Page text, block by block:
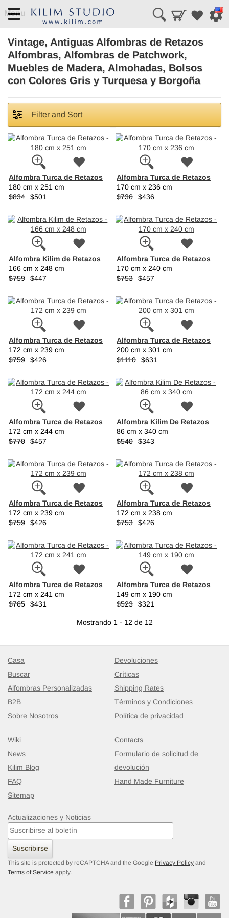
Menu
Vintage, Antiguas Alfombras de Retazos
Alfombras, Alfombras de Patchwork,
Muebles de Madera, Almohadas, Bolsos
con Colores Gris y Turquesa y Borgoña
Filter and Sort
Alfombra Turca de Retazos
180 cm x 251 cm
$834 $501
Alfombra Turca de Retazos
170 cm x 236 cm
$736 $436
Alfombra Kilim de Retazos
166 cm x 248 cm
$759 $447
Alfombra Turca de Retazos
170 cm x 240 cm
$753 $457
Alfombra Turca de Retazos
172 cm x 239 cm
$759 $426
Alfombra Turca de Retazos
200 cm x 301 cm
$1110 $631
Alfombra Turca de Retazos
172 cm x 244 cm
$770 $457
Alfombra Kilim De Retazos
86 cm x 340 cm
$540 $343
Alfombra Turca de Retazos
172 cm x 239 cm
$759 $426
Alfombra Turca de Retazos
172 cm x 238 cm
$753 $426
Alfombra Turca de Retazos
172 cm x 241 cm
$765 $431
Alfombra Turca de Retazos
149 cm x 190 cm
$523 $321
Mostrando 1 - 12 de 12
Casa
Buscar
Alfombras Personalizadas
B2B
Sobre Nosotros
Devoluciones
Críticas
Shipping Rates
Términos y Condiciones
Política de privacidad
Wiki
News
Kilim Blog
FAQ
Sitemap
Contacts
Formulario de solicitud de
devolución
Hand Made Furniture
Actualizaciones y Noticias
Suscribirse
This site is protected by reCAPTCHA and the Google Privacy Policy and
Terms of Service apply.